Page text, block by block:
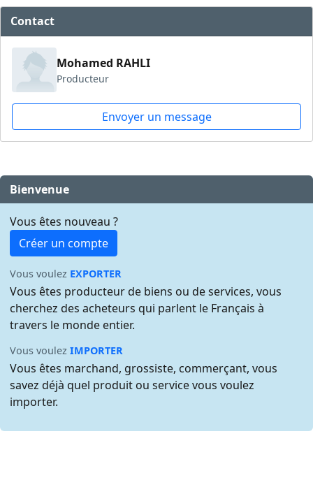
Contact
Mohamed RAHLI
Producteur
Envoyer un message
Bienvenue
Vous êtes nouveau ?
Créer un compte
Vous voulez EXPORTER
Vous êtes producteur de biens ou de services, vous
cherchez des acheteurs qui parlent le Français à
travers le monde entier.
Vous voulezIMPORTER
Vous êtes marchand, grossiste, commerçant, vous
savez déjà quel produit ou service vous voulez
importer.